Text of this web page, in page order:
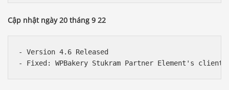
Cập nhật ngày 20 tháng 9 22
- Version 4.6 Released